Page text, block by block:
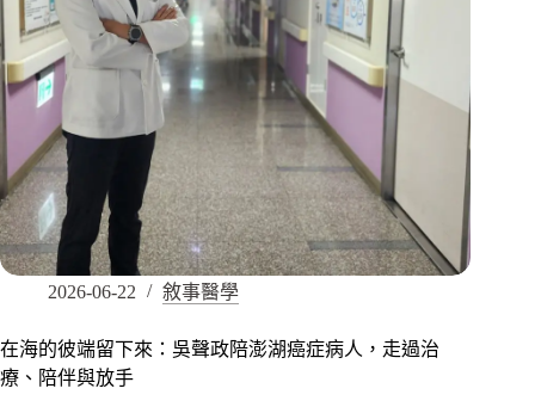
2026-06-22 敘事醫學
在海的彼端留下來：吳聲政陪澎湖癌症病人，走過治
療、陪伴與放手